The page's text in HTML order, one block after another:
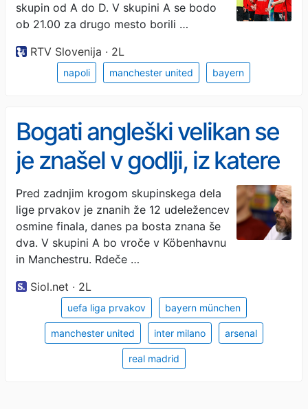
skupin od A do D. V skupini A se bodo
ob 21.00 za drugo mesto borili …
RTV Slovenija · 2L
napoli manchester united bayern
Bogati angleški velikan se
je znašel v godlji, iz katere
ga reši le še čudež
Pred zadnjim krogom skupinskega dela
lige prvakov je znanih že 12 udeležencev
osmine finala, danes pa bosta znana še
dva. V skupini A bo vroče v Köbenhavnu
in Manchestru. Rdeče …
Siol.net · 2L
uefa liga prvakov bayern münchen
manchester united inter milano arsenal
real madrid